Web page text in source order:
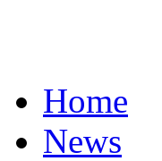
Home
News